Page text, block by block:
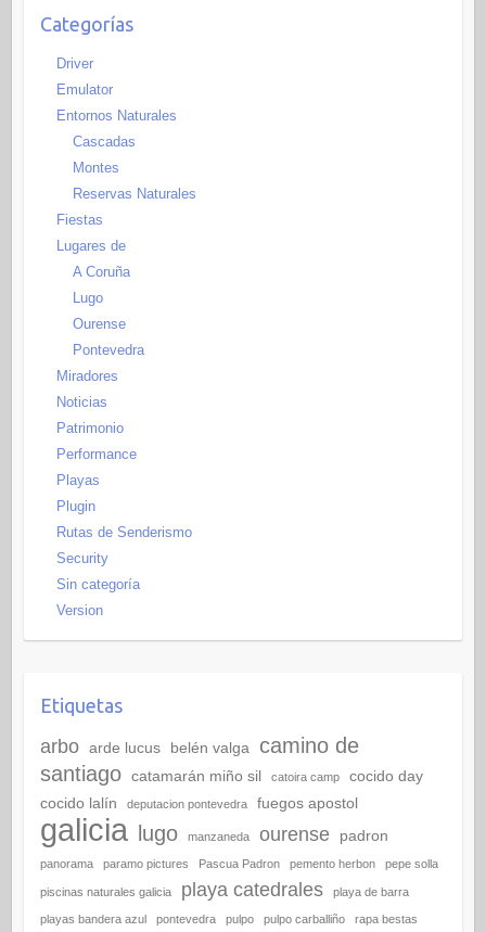
Categorías
Driver
Emulator
Entornos Naturales
Cascadas
Montes
Reservas Naturales
Fiestas
Lugares de
A Coruña
Lugo
Ourense
Pontevedra
Miradores
Noticias
Patrimonio
Performance
Playas
Plugin
Rutas de Senderismo
Security
Sin categoría
Version
Etiquetas
arbo arde lucus belén valga
camino de
santiago catamarán miño sil catoira camp
cocido day
cocido lalín
deputacion pontevedra fuegos apostol
galicia lugo manzaneda ourense padron
panorama paramo pictures Pascua Padron pemento herbon pepe solla
piscinas naturales galicia playa catedrales playa de barra
playas bandera azul pontevedra pulpo pulpo carballiño rapa bestas